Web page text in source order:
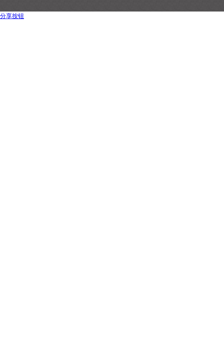
分享按钮